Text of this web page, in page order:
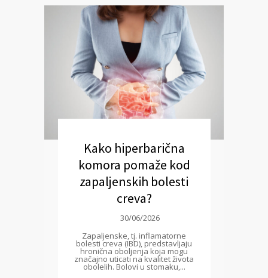
Kako hiperbarična
komora pomaže kod
zapaljenskih bolesti
creva?
30/06/2026
Zapaljenske, tj. inflamatorne
bolesti creva (IBD), predstavljaju
hronična oboljenja koja mogu
značajno uticati na kvalitet života
obolelih. Bolovi u stomaku,...